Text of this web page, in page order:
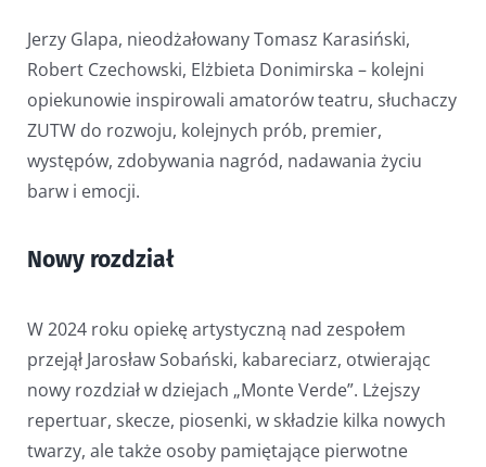
Jerzy Glapa, nieodżałowany Tomasz Karasiński,
Robert Czechowski, Elżbieta Donimirska – kolejni
opiekunowie inspirowali amatorów teatru, słuchaczy
ZUTW do rozwoju, kolejnych prób, premier,
występów, zdobywania nagród, nadawania życiu
barw i emocji.
Nowy rozdział
W 2024 roku opiekę artystyczną nad zespołem
przejął Jarosław Sobański, kabareciarz, otwierając
nowy rozdział w dziejach „Monte Verde”. Lżejszy
repertuar, skecze, piosenki, w składzie kilka nowych
twarzy, ale także osoby pamiętające pierwotne